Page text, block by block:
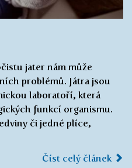
jater nám může
problémů. Játra jsou
laboratoří, která
funkcí organismu.
či jedné plíce,
Číst celý článek